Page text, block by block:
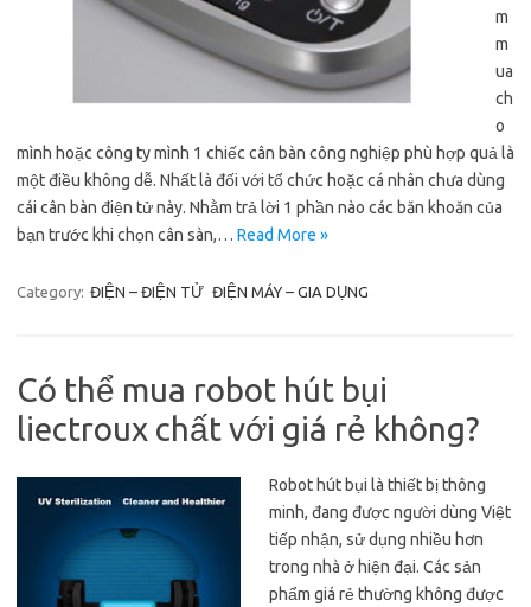
m
m
ua
ch
o
mình hoặc công ty mình 1 chiếc cân bàn công nghiệp phù hợp quả là
một điều không dễ. Nhất là đối với tổ chức hoặc cá nhân chưa dùng
cái cân bàn điện tử này. Nhằm trả lời 1 phần nào các băn khoăn của
bạn trước khi chọn cân sàn,… Read More »
Category: ĐIỆN – ĐIỆN TỬ ĐIỆN MÁY – GIA DỤNG
Có thể mua robot hút bụi
liectroux chất với giá rẻ không?
Robot hút bụi là thiết bị thông
minh, đang được người dùng Việt
tiếp nhận, sử dụng nhiều hơn
trong nhà ở hiện đại. Các sản
phẩm giá rẻ thường không được